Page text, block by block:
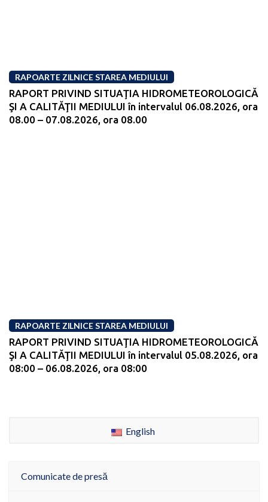
RAPOARTE ZILNICE STAREA MEDIULUI
RAPORT PRIVIND SITUAŢIA HIDROMETEOROLOGICĂ
ŞI A CALITĂŢII MEDIULUI în intervalul 06.08.2026, ora
08.00 – 07.08.2026, ora 08.00
RAPOARTE ZILNICE STAREA MEDIULUI
RAPORT PRIVIND SITUAŢIA HIDROMETEOROLOGICĂ
ŞI A CALITĂŢII MEDIULUI în intervalul 05.08.2026, ora
08:00 – 06.08.2026, ora 08:00
English
Comunicate de presă